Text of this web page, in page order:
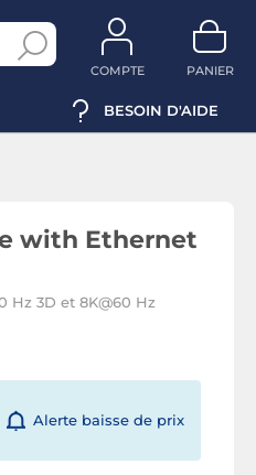
COMPTE PANIER
BESOIN D'AIDE
with Ethernet
Hz 3D et 8K@60 Hz
Alerte baisse de prix